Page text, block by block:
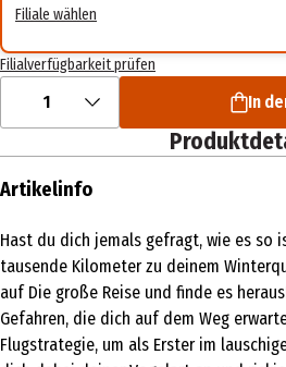
Filiale wählen
Filialverfügbarkeit prüfen
1 In
Artikelinfo
Hast du dich jemals gefragt, wie es so
tausende Kilometer zu deinem
auf Die große Reise und finde es
Gefahren, die dich auf dem Weg
Flugstrategie, um als Erster im